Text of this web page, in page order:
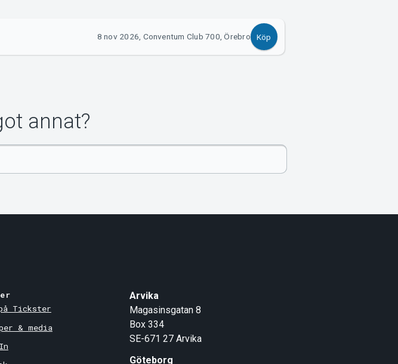
8 nov 2026, Conventum Club 700, Örebro Köp
annat?
Tickster
& media
Arvika
Magasinsgatan 8
Box 334
SE-671 27 Arvika
Göteborg